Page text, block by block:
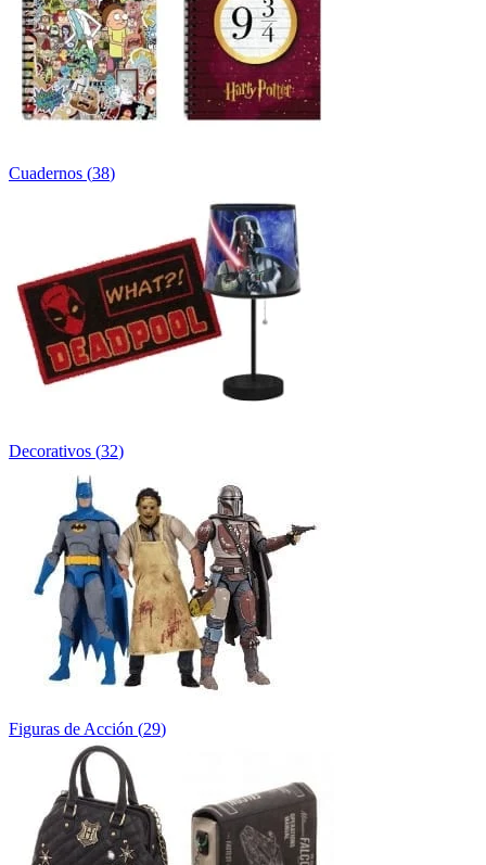
Cuadernos (38)
Decorativos (32)
Figuras de Acción (29)